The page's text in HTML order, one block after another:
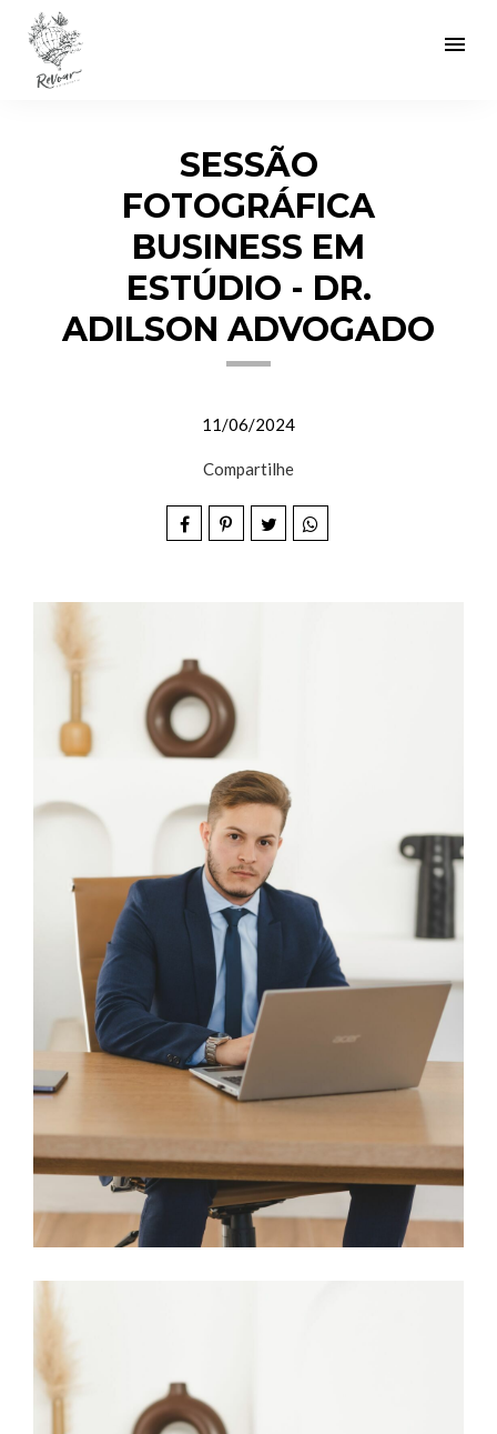
menu
SESSÃO
FOTOGRÁFICA
BUSINESS EM
ESTÚDIO - DR.
ADILSON ADVOGADO
11/06/2024
Compartilhe